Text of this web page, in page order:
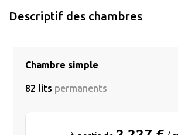
Descriptif des chambres
Chambre simple
82 lits permanents